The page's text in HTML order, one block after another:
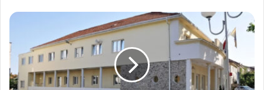
potpora
dječijeg
vrtića
Rodoč
JAVNI
vlasnicima
arhivskih
primjeraka
Čitlučkog